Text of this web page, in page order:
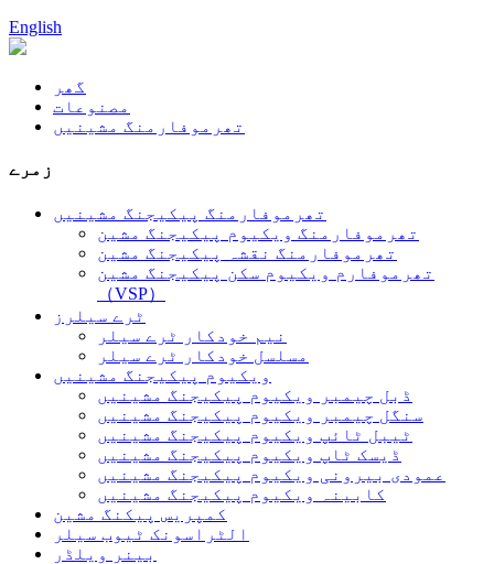
English
گھر
مصنوعات
تھرموفارمنگ مشینیں
زمرے
تھرموفارمنگ پیکیجنگ مشینیں
تھرموفارمنگ ویکیوم پیکیجنگ مشین
تھرموفارمنگ نقشہ پیکیجنگ مشین
تھرموفارم ویکیوم سکن پیکیجنگ مشین
（VSP）
ٹرے سیلرز
نیم خودکار ٹرے سیلر
مسلسل خودکار ٹرے سیلر
ویکیوم پیکیجنگ مشینیں
ڈبل چیمبر ویکیوم پیکیجنگ مشینیں
سنگل چیمبر ویکیوم پیکیجنگ مشینیں
ٹیبل ٹائپ ویکیوم پیکیجنگ مشینیں
ڈیسک ٹاپ ویکیوم پیکیجنگ مشینیں
عمودی بیرونی ویکیوم پیکیجنگ مشینیں
کابینہ ویکیوم پیکیجنگ مشینیں
کمپریس پیکنگ مشین
الٹراسونک ٹیوب سیلر
بینر ویلڈر